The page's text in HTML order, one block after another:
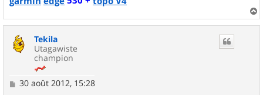
a
Tekila
Utagawiste
champion
M
30 août 2012, 15:28